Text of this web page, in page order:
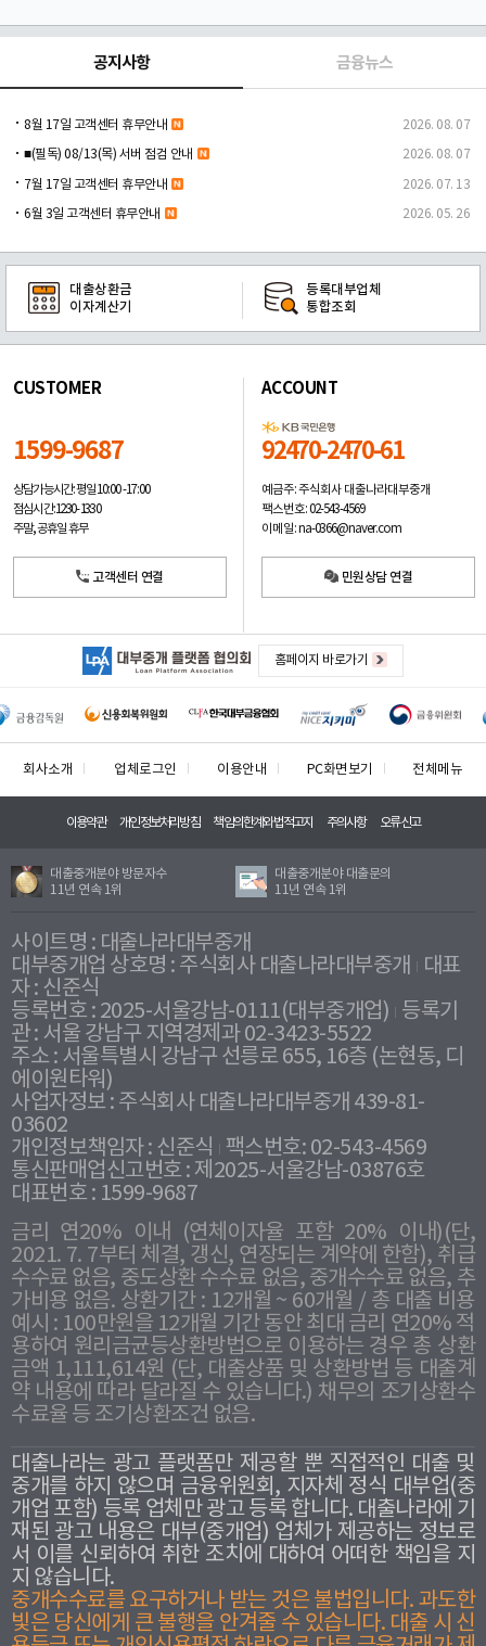
공지사항 금융뉴스
8월 17일 고객센터 휴무안내 2026. 08. 07
■(필독) 08/13(목) 서버 점검 안내 2026. 08. 07
7월 17일 고객센터 휴무안내 2026. 07. 13
6월 3일 고객센터 휴무안내 2026. 05. 26
대출상환금
이자계산기
등록대부업체
통합조회
CUSTOMER
1599-9687
상담가능시간: 평일10:00 -17:00
점심시간: 12:30 - 13:30
주말, 공휴일 휴무
고객센터 연결
ACCOUNT
92470-2470-61
예금주: 주식회사 대출나라대부중개
팩스번호: 02-543-4569
이메일: na-0366@naver.com
민원상담 연결
홈페이지 바로가기
회사소개 업체로그인 이용안내 PC화면보기 전체메뉴
이용약관 개인정보처리방침 책임의한계와법적고지 주의사항 오류신고
대출중개분야 방문자수
11년 연속 1위
대출중개분야 대출문의
11년 연속 1위
사이트명 : 대출나라대부중개
대부중개업 상호명 : 주식회사 대출나라대부중개
대표
자 : 신준식
등록번호 : 2025-서울강남-0111(대부중개업) 등록기
관 : 서울 강남구 지역경제과 02-3423-5522
주소 : 서울특별시 강남구 선릉로 655, 16층 (논현동, 디
에이원타워)
사업자정보 : 주식회사 대출나라대부중개 439-81-
03602
개인정보책임자 : 신준식
팩스번호: 02-543-4569
통신판매업신고번호 : 제2025-서울강남-03876호
대표번호 : 1599-9687
금리 연20% 이내 (연체이자율 포함 20% 이내)(단,
2021. 7. 7부터 체결, 갱신, 연장되는 계약에 한함), 취급
수수료 없음, 중도상환 수수료 없음, 중개수수료 없음, 추
가비용 없음. 상환기간 : 12개월 ~ 60개월 / 총 대출 비용
예시 : 100만원을 12개월 기간 동안 최대 금리 연20% 적
용하여 원리금균등상환방법으로 이용하는 경우 총 상환
금액 1,111,614원 (단, 대출상품 및 상환방법 등 대출계
약 내용에 따라 달라질 수 있습니다.) 채무의 조기상환수
수료율 등 조기상환조건 없음.
대출나라는 광고 플랫폼만 제공할 뿐 직접적인 대출 및
중개를 하지 않으며 금융위원회, 지자체 정식 대부업(중
개업 포함) 등록 업체만 광고 등록 합니다. 대출나라에 기
재된 광고 내용은 대부(중개업) 업체가 제공하는 정보로
서 이를 신뢰하여 취한 조치에 대하여 어떠한 책임을 지
지 않습니다.
중개수수료를 요구하거나 받는 것은 불법입니다. 과도한
빛은 당신에게 큰 불행을 안겨줄 수 있습니다. 대출 시 신